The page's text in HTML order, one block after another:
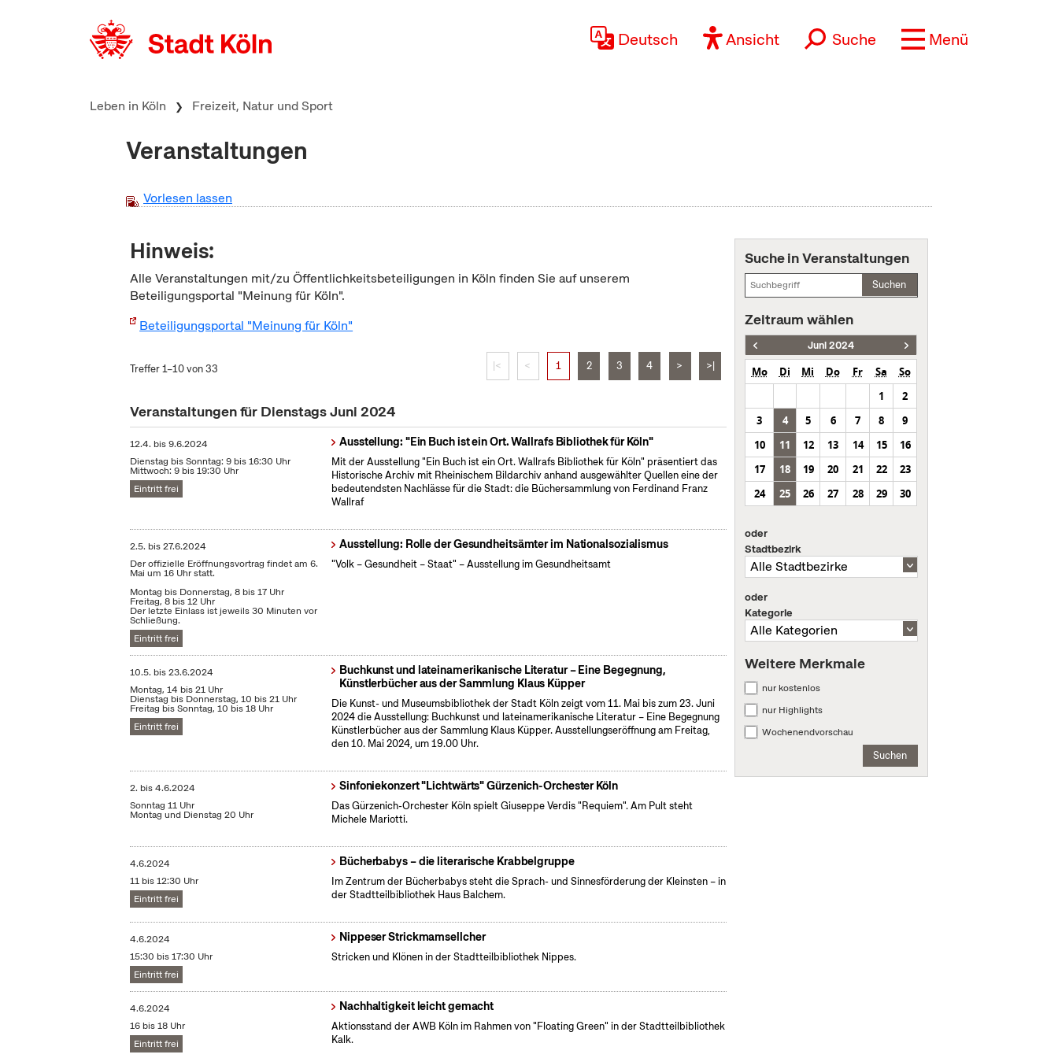
Deutsch Ansicht Suche Menü
Leben in Köln Freizeit, Natur und Sport
Veranstaltungen
Vorlesen lassen
Hinweis:
Alle Veranstaltungen mit/zu Öffentlichkeitsbeteiligungen in Köln finden Sie auf unserem
Beteiligungsportal "Meinung für Köln".
Beteiligungsportal "Meinung für Köln"
Treffer 1–10 von 33 |< < 1 2 3 4 > >|
Veranstaltungen für Dienstags Juni 2024
12.4. bis9.6.2024
Dienstag bis Sonntag: 9 bis 16:30 Uhr
Mittwoch: 9 bis 19:30 Uhr
Eintritt frei
Ausstellung: "Ein Buch ist ein Ort. Wallrafs Bibliothek für Köln"
Mit der Ausstellung "Ein Buch ist ein Ort. Wallrafs Bibliothek für Köln" präsentiert das
Historische Archiv mit Rheinischem Bildarchiv anhand ausgewählter Quellen eine der
bedeutendsten Nachlässe für die Stadt: die Büchersammlung von Ferdinand Franz
Wallraf
2.5. bis27.6.2024
Der offizielle Eröffnungsvortrag findet am 6.
Mai um 16 Uhr statt.
Montag bis Donnerstag, 8 bis 17 Uhr
Freitag, 8 bis 12 Uhr
Der letzte Einlass ist jeweils 30 Minuten vor
Schließung.
Eintritt frei
Ausstellung: Rolle der Gesundheitsämter im Nationalsozialismus
"Volk – Gesundheit – Staat" – Ausstellung im Gesundheitsamt
10.5. bis23.6.2024
Montag, 14 bis 21 Uhr
Dienstag bis Donnerstag, 10 bis 21 Uhr
Freitag bis Sonntag, 10 bis 18 Uhr
Eintritt frei
Buchkunst und lateinamerikanische Literatur – Eine Begegnung,
Künstlerbücher aus der Sammlung Klaus Küpper
Die Kunst- und Museumsbibliothek der Stadt Köln zeigt vom 11. Mai bis zum 23. Juni
2024 die Ausstellung: Buchkunst und lateinamerikanische Literatur – Eine Begegnung
Künstlerbücher aus der Sammlung Klaus Küpper. Ausstellungseröffnung am Freitag,
den 10. Mai 2024, um 19.00 Uhr.
2. bis4.6.2024
Sonntag 11 Uhr
Montag und Dienstag 20 Uhr
Sinfoniekonzert "Lichtwärts" Gürzenich-Orchester Köln
Das Gürzenich-Orchester Köln spielt Giuseppe Verdis "Requiem". Am Pult steht
Michele Mariotti.
4.6.2024
11 bis 12:30 Uhr
Eintritt frei
Bücherbabys – die literarische Krabbelgruppe
Im Zentrum der Bücherbabys steht die Sprach- und Sinnesförderung der Kleinsten – in
der Stadtteilbibliothek Haus Balchem.
4.6.2024
15:30 bis 17:30 Uhr
Eintritt frei
Nippeser Strickmamsellcher
Stricken und Klönen in der Stadtteilbibliothek Nippes.
4.6.2024
16 bis 18 Uhr
Eintritt frei
Nachhaltigkeit leicht gemacht
Aktionsstand der AWB Köln im Rahmen von "Floating Green" in der Stadtteilbibliothek
Kalk.
Suche in Veranstaltungen
Suchen
Zeitraum wählen
Juni 2024
Mo Di Mi Do Fr Sa
So
1
2
3
4 5 6 7 8
9
10
11 12 13 14 15
16
17
18 19 20 21 22
23
24
25 26 27 28 29 30
oder
Stadtbezirk
oder
Kategorie
Weitere Merkmale
nur kostenlos
nur Highlights
Wochenendvorschau
Suchen